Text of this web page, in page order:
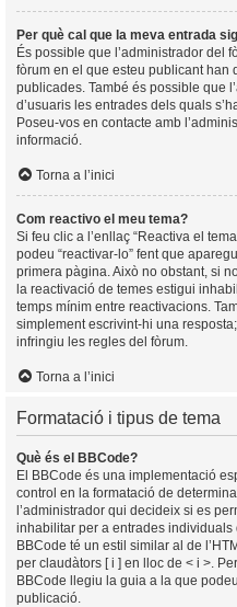
Per què cal que la meva entrada
És possible que l’administrador del
fòrum en el que esteu publicant han
publicades. També és possible que
d’usuaris les entrades dels quals
Poseu-vos en contacte amb
informació.
Torna a l’inici
Com reactivo el meu tema?
Si feu clic a l’enllaç “Reactiva el
podeu “reactivar-lo” fent que
primera pàgina. Això no obstant, si
la reactivació de temes estigui
temps mínim entre reactivacions.
simplement escrivint-hi una
infringiu les regles del fòrum.
Torna a l’inici
Formatació i tipus de tema
Què és el BBCode?
El BBCode és una implementació
control en la formatació de
l’administrador qui decideix si es
inhabilitar per a entrades
BBCode té un estil similar al de
per claudàtors [ i ] en lloc de < i >.
BBCode llegiu la guia a la que
publicació.